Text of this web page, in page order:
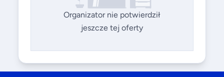
Organizator nie potwierdził
jeszcze tej oferty